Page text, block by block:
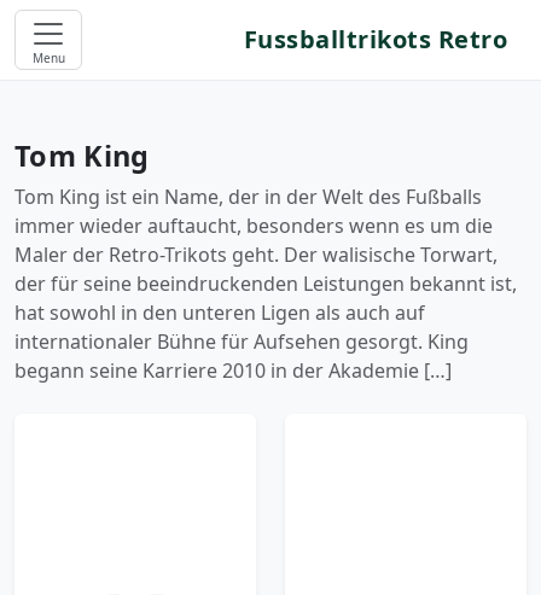
Menu
Fussballtrikots Retro
Tom King
Tom King ist ein Name, der in der Welt des Fußballs
immer wieder auftaucht, besonders wenn es um die
Maler der Retro-Trikots geht. Der walisische Torwart,
der für seine beeindruckenden Leistungen bekannt ist,
hat sowohl in den unteren Ligen als auch auf
internationaler Bühne für Aufsehen gesorgt. King
begann seine Karriere 2010 in der Akademie […]